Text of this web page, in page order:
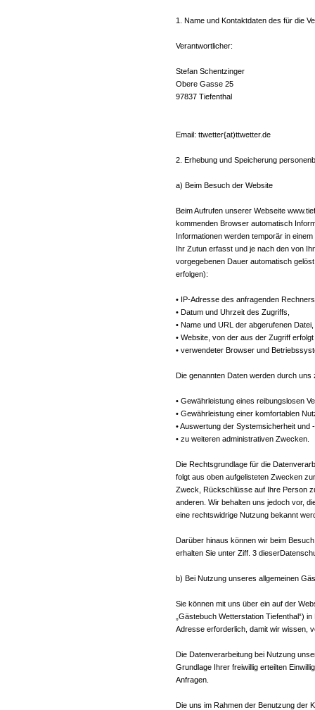
1. Name und Kontaktdaten des für die
Verantwortlicher:
Stefan Schentzinger
Obere Gasse 25
97837 Tiefenthal
Email: ttwetter{at)ttwetter.de
2. Erhebung und Speicherung
a) Beim Besuch der Website
Beim Aufrufen unserer Webseite
kommenden Browser automatisch
Informationen werden temporär in
Ihr Zutun erfasst und je nach den von
vorgegebenen Dauer automatisch
erfolgen):
• IP-Adresse des anfragenden
• Datum und Uhrzeit des Zugriffs,
• Name und URL der abgerufenen Datei,
• Website, von der aus der Zugriff
• verwendeter Browser und
Die genannten Daten werden durch
• Gewährleistung eines reibungslosen
• Gewährleistung einer komfortablen
• Auswertung der Systemsicherheit und
• zu weiteren administrativen Zwecken.
Die Rechtsgrundlage für die
folgt aus oben aufgelisteten Zwecken
Zweck, Rückschlüsse auf Ihre Person
anderen. Wir behalten uns jedoch vor,
eine rechtswidrige Nutzung bekannt
Darüber hinaus können wir beim
erhalten Sie unter Ziff. 3
b) Bei Nutzung unseres allgemeinen
Sie können mit uns über ein auf der
„Gästebuch Wetterstation Tiefenthal“)
Adresse erforderlich, damit wir wissen,
Die Datenverarbeitung bei Nutzung
Grundlage Ihrer freiwillig erteilten
Anfragen.
Die uns im Rahmen der Benutzung der